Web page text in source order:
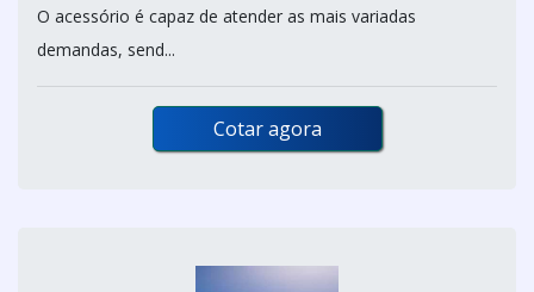
O acessório é capaz de atender as mais variadas
demandas, send...
Cotar agora